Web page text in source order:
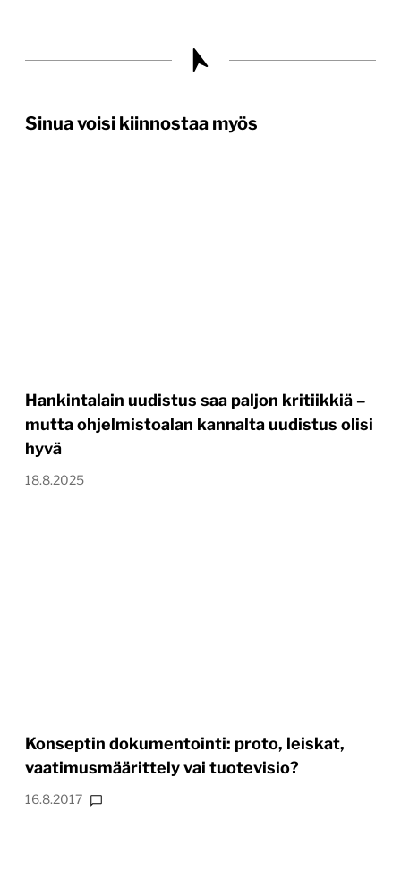
Sinua voisi kiinnostaa myös
Hankintalain uudistus saa paljon kritiikkiä –
mutta ohjelmistoalan kannalta uudistus olisi
hyvä
18.8.2025
Konseptin dokumentointi: proto, leiskat,
vaatimusmäärittely vai tuotevisio?
16.8.2017